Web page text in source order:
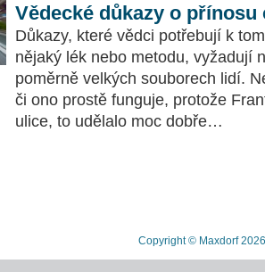
Vědecké důkazy o přínosu
Důkazy, které vědci potřebují k
nějaký lék nebo metodu, vyžadují
poměrně velkých souborech lidí.
či ono prostě funguje, protože
ulice, to udělalo moc dobře…
Copyright © Maxdorf